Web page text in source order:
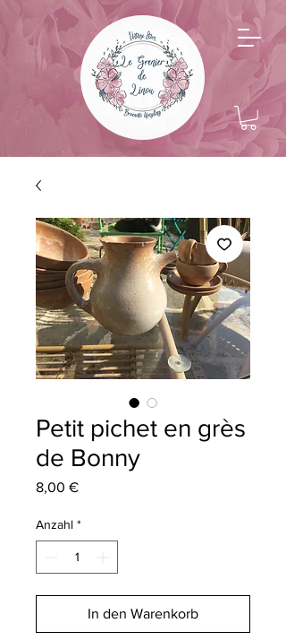
Petit pichet en grès
de Bonny
8,00 €Preis
Anzahl *
In den Warenkorb